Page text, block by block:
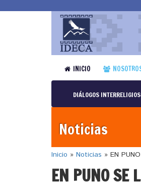
INICIO
DIÁLOGOS
Noticias
Inicio » Noticias » EN
EN PUNO SE